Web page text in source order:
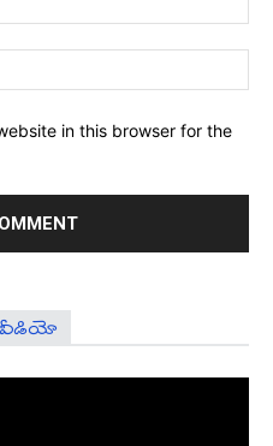
in this browser for the
వీడియో